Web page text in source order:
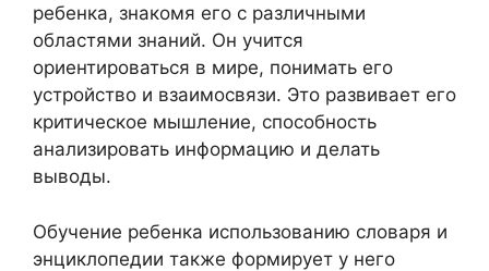
ребенка, знакомя его с различными
областями знаний. Он учится
ориентироваться в мире, понимать его
устройство и взаимосвязи. Это развивает его
критическое мышление, способность
анализировать информацию и делать
выводы.
Обучение ребенка использованию словаря и
энциклопедии также формирует у него